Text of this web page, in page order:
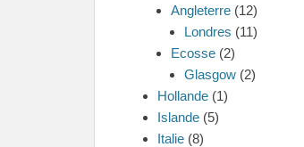
Angleterre (12)
Londres (11)
Ecosse (2)
Glasgow (2)
Hollande (1)
Islande (5)
Italie (8)